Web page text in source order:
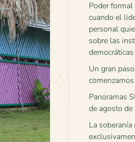
Poder
cuando el
personal
sobre las
democráticas
Un gran
comenzamos
Panoramas
de agosto
La soberanía